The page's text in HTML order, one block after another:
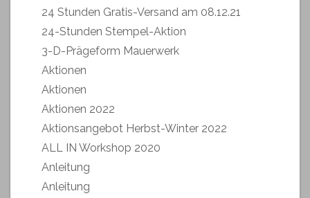
24 Stunden Gratis-Versand am 08.12.21
24-Stunden Stempel-Aktion
3-D-Prägeform Mauerwerk
Aktionen
Aktionen
Aktionen 2022
Aktionsangebot Herbst-Winter 2022
ALL IN Workshop 2020
Anleitung
Anleitung